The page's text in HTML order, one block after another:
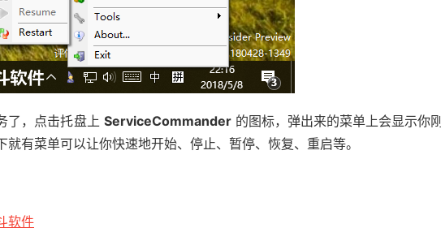
了，点击托盘上 ServiceCommander的图标，弹出来的菜单上会显示你刚
有菜单可以让你快速地开始、停止、暂停、恢复、重启等。
软件